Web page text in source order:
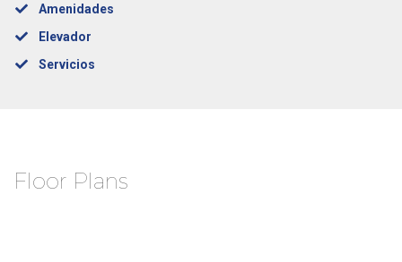
Amenidades
Elevador
Servicios
Floor Plans